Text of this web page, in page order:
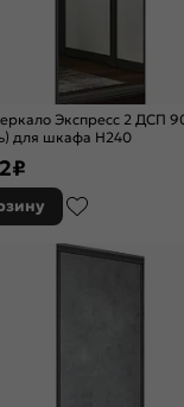
Экспресс 2 ДСП
для шкафа Н240
₽